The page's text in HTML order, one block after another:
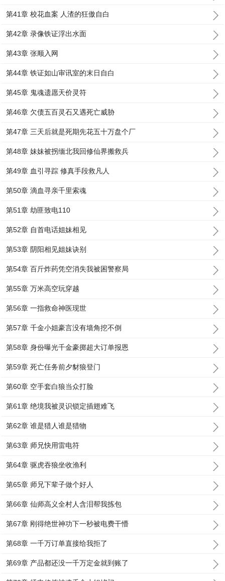
第41章 校花血案 人渣的狂傲自白
第42章 录像铁证浮出水面
第43章 张顺入网
第44章 铁证如山审讯室的末日自白
第45章 鬼魂遗愿天价灵符
第46章 欠债五百灵石又遇死亡威胁
第47章 三天后就是死期先花五十万盘个厂
第48章 妹妹被拐缅北我回修仙界搬救兵
第49章 血引寻踪 修真手段救凡人
第50章 滴血寻亲千里索魂
第51章 劫匪致电110
第52章 自首电话姐妹相见
第53章 阴阳相见姐妹诀别
第54章 百斤炸药凭空消失我被困警察局
第55章 万米高空玩穿越
第56章 一指救命神医现世
第57章 千金小姐豪言没有墙角挖不倒
第58章 身份曝光千金豪掷超大订单报恩
第59章 死亡任务前夕豺狼登门
第60章 空手套白狼当众打脸
第61章 绝境我被灵识锁定插翅难飞
第62章 谁是猎人谁是猎物
第63章 师兄快用雷电符
第64章 驱虎吞狼坐收渔利
第65章 师兄下辈子做个好人
第66章 仙师高义全村人含泪帮我拣包
第67章 刚得绝世神功下一秒被电费干懵
第68章 一千万订单直接给我拒了
第69章 产品都还没一千万定金就到账了